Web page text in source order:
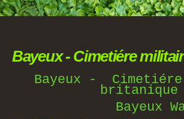
Bayeux - Cimetiére
Bayeux -
britanique
Bayeux